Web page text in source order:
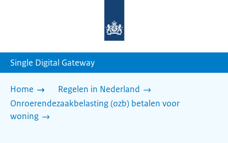
homepage
Single Digital Gateway
Home
Regelen in Nederland
Onroerendezaakbelasting (ozb) betalen voor
woning